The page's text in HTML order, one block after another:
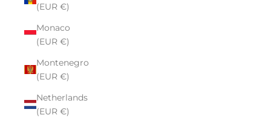
(EUR €)
Monaco
(EUR €)
Montenegro
(EUR €)
Netherlands
(EUR €)